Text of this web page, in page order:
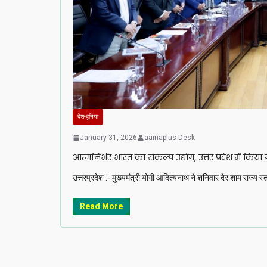
देश-दुनिया
January 31, 2026 aainaplus Desk
आत्मनिर्भर भारत का संकल्प उद्योग, उत्तर प्रदेश में किया
उत्तरप्रदेश :- मुख्यमंत्री योगी आदित्यनाथ ने शनिवार देर शाम राज्य
Read More